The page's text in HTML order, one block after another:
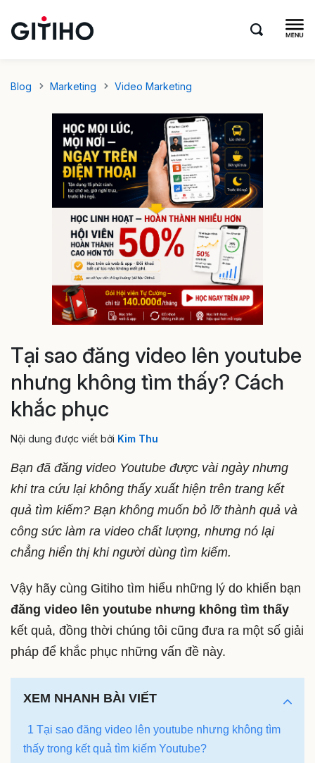
Blog Marketing Video Marketing
Tại sao đăng video lên youtube
nhưng không tìm thấy? Cách
khắc phục
Nội dung được viết bởi Kim Thu
Bạn đã đăng video Youtube được vài ngày nhưng
khi tra cứu lại không thấy xuất hiện trên trang kết
quả tìm kiếm? Bạn không muốn bỏ lỡ thành quả và
công sức làm ra video chất lượng, nhưng nó lại
chẳng hiển thị khi người dùng tìm kiếm.
Vậy hãy cùng Gitiho tìm hiểu những lý do khiến bạn
đăng video lên youtube nhưng không tìm thấy
kết quả, đồng thời chúng tôi cũng đưa ra một số giải
pháp để khắc phục những vấn đề này.
XEM NHANH BÀI VIẾT
1 Tại sao đăng video lên youtube nhưng không tìm
thấy trong kết quả tìm kiếm Youtube?